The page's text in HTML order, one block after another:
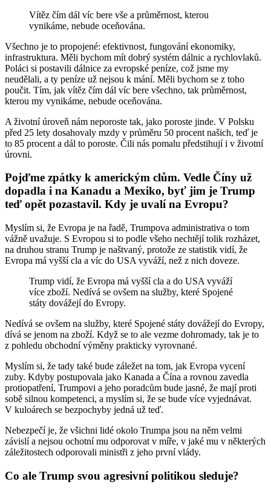
Vítěz čím dál víc bere vše a průměrnost, kterou
vynikáme, nebude oceňována.
Všechno je to propojené: efektivnost, fungování ekonomiky,
infrastruktura. Měli bychom mít dobrý systém dálnic a rychlovlaků.
Poláci si postavili dálnice za evropské peníze, což jsme my
neudělali, a ty peníze už nejsou k mání. Měli bychom se z toho
poučit. Tím, jak vítěz čím dál víc bere všechno, tak průměrnost,
kterou my vynikáme, nebude oceňována.
A životní úroveň nám neporoste tak, jako poroste jinde. V Polsku
před 25 lety dosahovaly mzdy v průměru 50 procent našich, teď je
to 85 procent a dál to poroste. Čili nás pomalu předstihují i v životní
úrovni.
Pojďme zpátky k americkým clům. Vedle Číny už
dopadla i na Kanadu a Mexiko, byť jim je Trump
teď opět pozastavil. Kdy je uvalí na Evropu?
Myslím si, že Evropa je na řadě, Trumpova administrativa o tom
vážně uvažuje. S Evropou si to podle všeho nechtějí tolik rozházet,
na druhou stranu Trump je naštvaný, protože ze statistik vidí, že
Evropa má vyšší cla a víc do USA vyváží, než z nich doveze.
Trump vidí, že Evropa má vyšší cla a do USA vyváží
více zboží. Nedívá se ovšem na služby, které Spojené
státy dovážejí do Evropy.
Nedívá se ovšem na služby, které Spojené státy dovážejí do Evropy,
dívá se jenom na zboží. Když se to ale vezme dohromady, tak je to
z pohledu obchodní výměny prakticky vyrovnané.
Myslím si, že tady také bude záležet na tom, jak Evropa vycení
zuby. Kdyby postupovala jako Kanada a Čína a rovnou zavedla
protiopatření, Trumpovi a jeho poradcům bude jasné, že mají proti
sobě silnou kompetenci, a myslím si, že se bude více vyjednávat.
V kuloárech se bezpochyby jedná už teď.
Nebezpečí je, že všichni lidé okolo Trumpa jsou na něm velmi
závislí a nejsou ochotní mu odporovat v míře, v jaké mu v některých
záležitostech odporovali ministři z jeho první vlády.
Co ale Trump svou agresivní politikou sleduje?